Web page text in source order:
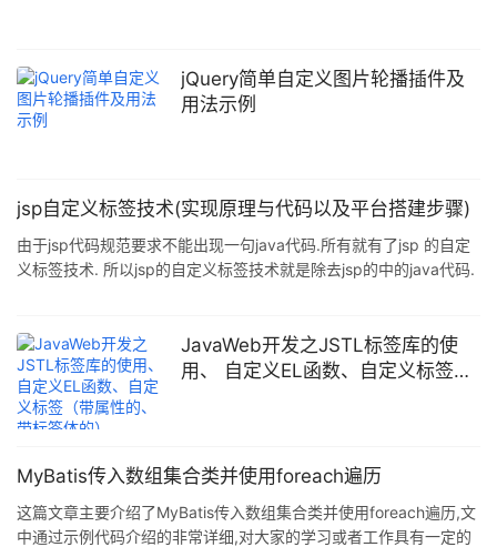
jQuery简单自定义图片轮播插件及
用法示例
jsp自定义标签技术(实现原理与代码以及平台搭建步骤)
由于jsp代码规范要求不能出现一句java代码.所有就有了jsp 的自定
义标签技术. 所以jsp的自定义标签技术就是除去jsp的中的java代码.
境,apche公司给了两个jar包分别是jstl.Jar和standar.Jar.将他们导
入到javaweb工程下wed-inf的lib目录下面.(这两个jar包网上很多,也
可上官网直接下载) 环境构建完毕.下面我用一段代码来制作一
JavaWeb开发之JSTL标签库的使
用、 自定义EL函数、自定义标签
MyBatis传入数组集合类并使用foreach遍历
这篇文章主要介绍了MyBatis传入数组集合类并使用foreach遍历,文
中通过示例代码介绍的非常详细,对大家的学习或者工作具有一定的